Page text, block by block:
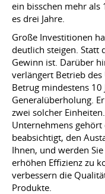
ein bisschen mehr als
es drei Jahre.
Große Investitionen
deutlich steigen. Statt
Gewinn ist. Darüber
verlängert Betrieb
Betrug mindestens 10
Generalüberholung.
zwei solcher
Unternehmens
beabsichtigt, den
Ihnen, und werden
erhöhen Effizienz zu
verbessern die
Produkte.